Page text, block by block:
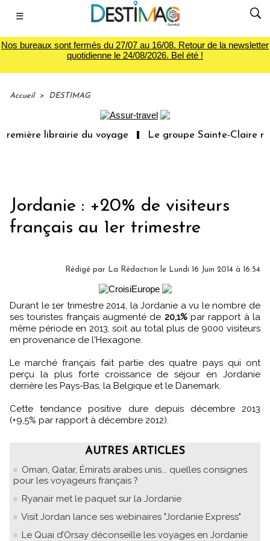
☰
Nos bureaux sont fermés du 27/07 au 16/08. Retour de la newsletter
quotidienne le 24/08/2026. Bel été !
Accueil > DESTIMAG
librairie du voyage Le groupe Sainte-Claire
Jordanie : +20% de visiteurs
français au 1er trimestre
Rédigé par La Rédaction le Lundi 16 Juin 2014 à 16:54
Durant le 1er trimestre 2014, la Jordanie a vu le nombre de
ses touristes français augmenté de 20,1%par rapport à la
même période en 2013, soit au total plus de 9000 visiteurs
en provenance de l'Hexagone.
Le marché français fait partie des quatre pays qui ont
perçu la plus forte croissance de séjour en Jordanie
derrière les Pays-Bas, la Belgique et le Danemark.
Cette tendance positive dure depuis décembre 2013
(+9,5% par rapport à décembre 2012).
AUTRES ARTICLES
Oman, Qatar, Émirats arabes unis... quelles consignes
pour les voyageurs français ?
Ryanair met le paquet sur la Jordanie
Visit Jordan lance ses webinaires "Jordanie Express"
Le Quai d’Orsay déconseille les voyages en Jordanie